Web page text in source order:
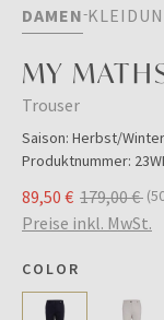
DAMEN
MY
Trouser
Saison: Herbst/Winter
Produktnummer:
89,50 € 179,00 €
Preise inkl. MwSt.
COLOR